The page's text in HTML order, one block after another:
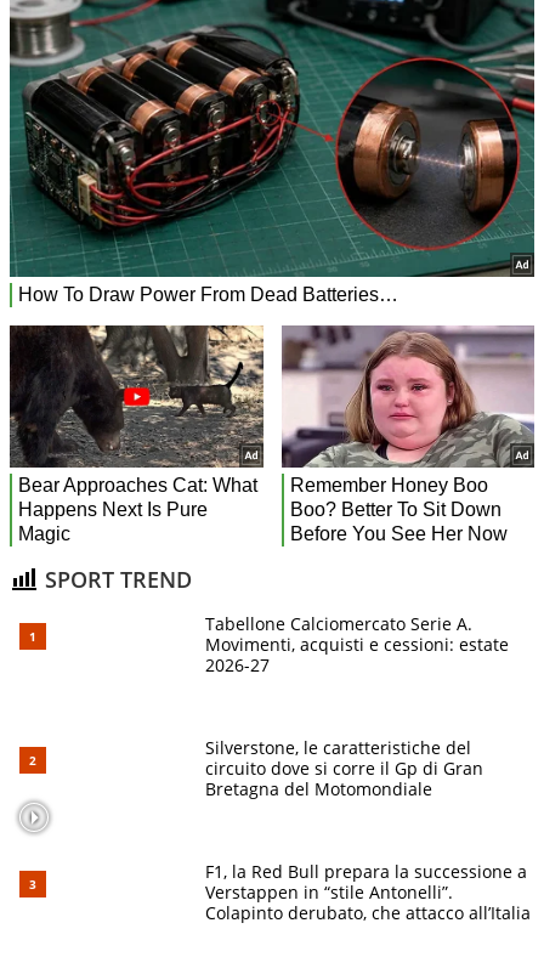
SPORT TREND
Tabellone Calciomercato Serie A.
Movimenti, acquisti e cessioni: estate
2026-27
Silverstone, le caratteristiche del
circuito dove si corre il Gp di Gran
Bretagna del Motomondiale
F1, la Red Bull prepara la successione a
Verstappen in “stile Antonelli”.
Colapinto derubato, che attacco all’Italia